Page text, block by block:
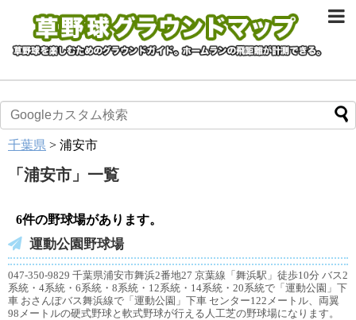
千葉県 > 浦安市
「 浦安市 」 一覧
6件の野球場があります。
運動公園野球場
047-350-9829 千葉県浦安市舞浜2番地27 京葉線「舞浜駅」徒歩10分 バス2
系統・4系統・6系統・8系統・12系統・14系統・20系統で「運動公園」下
車 おさんぽバス舞浜線で「運動公園」下車 センター122メートル、両翼
98メートルの硬式野球と軟式野球が行える人工芝の野球場になります。